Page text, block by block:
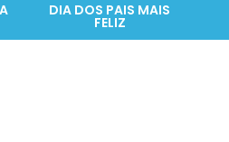
DIA DOS PAIS MAIS
FELIZ